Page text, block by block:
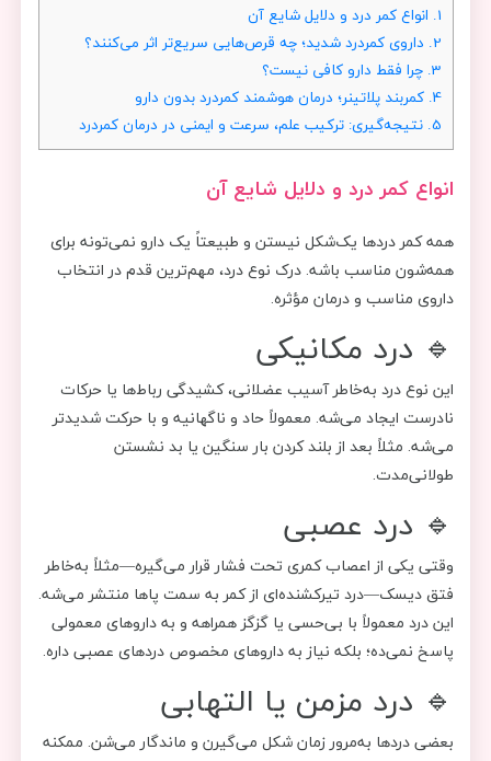
1. انواع کمر درد و دلایل شایع آن
2. داروی کمردرد شدید؛ چه قرص‌هایی سریع‌تر اثر می‌کنند؟
3. چرا فقط دارو کافی نیست؟
4. کمربند پلاتینر؛ درمان هوشمند کمردرد بدون دارو
5. نتیجه‌گیری: ترکیب علم، سرعت و ایمنی در درمان کمردرد
انواع کمر درد و دلایل شایع آن
همه کمر دردها یک‌شکل نیستن و طبیعتاً یک دارو نمی‌تونه برای
همه‌شون مناسب باشه. درک نوع درد، مهم‌ترین قدم در انتخاب
داروی مناسب و درمان مؤثره.
🔹 درد مکانیکی
این نوع درد به‌خاطر آسیب عضلانی، کشیدگی رباط‌ها یا حرکات
نادرست ایجاد می‌شه. معمولاً حاد و ناگهانیه و با حرکت شدیدتر
می‌شه. مثلاً بعد از بلند کردن بار سنگین یا بد نشستن
طولانی‌مدت.
🔹 درد عصبی
وقتی یکی از اعصاب کمری تحت فشار قرار می‌گیره—مثلاً به‌خاطر
فتق دیسک—درد تیرکشنده‌ای از کمر به سمت پاها منتشر می‌شه.
این درد معمولاً با بی‌حسی یا گزگز همراهه و به داروهای معمولی
پاسخ نمی‌ده؛ بلکه نیاز به داروهای مخصوص دردهای عصبی داره.
🔹 درد مزمن یا التهابی
بعضی دردها به‌مرور زمان شکل می‌گیرن و ماندگار می‌شن. ممکنه